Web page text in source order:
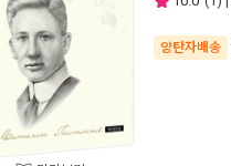
양탄자배송